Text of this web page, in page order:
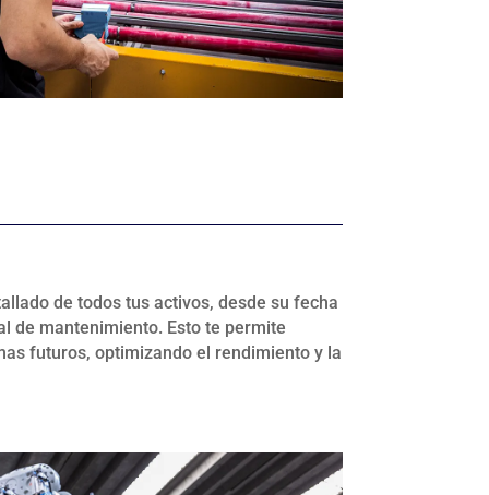
de todos tus activos, desde su fecha
de mantenimiento. Esto te permite
futuros, optimizando el rendimiento y la